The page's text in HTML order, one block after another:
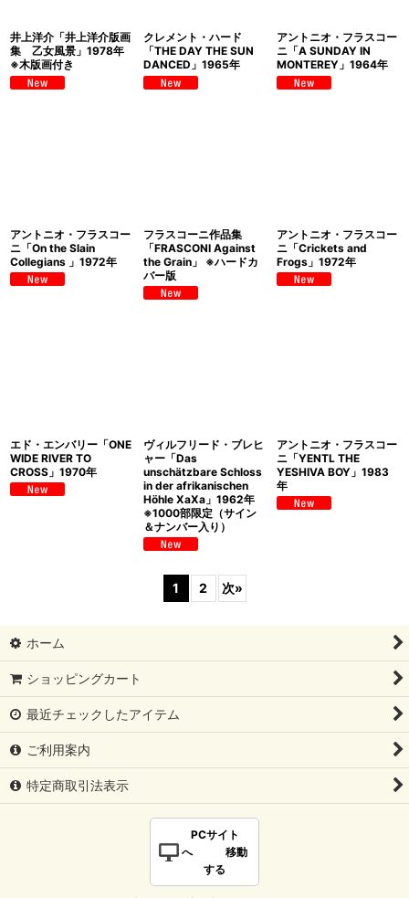
井上洋介「井上洋介版画
集 乙女風景」1978年
※木版画付き
クレメント・ハード
「THE DAY THE SUN
DANCED」1965年
アントニオ・フラスコー
ニ「A SUNDAY IN
MONTEREY」1964年
アントニオ・フラスコー
ニ「On the Slain
Collegians 」1972年
フラスコーニ作品集
「FRASCONI Against
the Grain」 ※ハードカ
バー版
アントニオ・フラスコー
ニ「Crickets and
Frogs」1972年
エド・エンバリー「ONE
WIDE RIVER TO
CROSS」1970年
ヴィルフリード・ブレヒ
ャー「Das
unschätzbare Schloss
in der afrikanischen
Höhle XaXa」1962年
※1000部限定（サイン
＆ナンバー入り）
アントニオ・フラスコー
ニ「YENTL THE
YESHIVA BOY」1983
年
1 2 次»
ホーム
ショッピングカート
最近チェックしたアイテム
ご利用案内
特定商取引法表示
PCサイト
へ 移動
する